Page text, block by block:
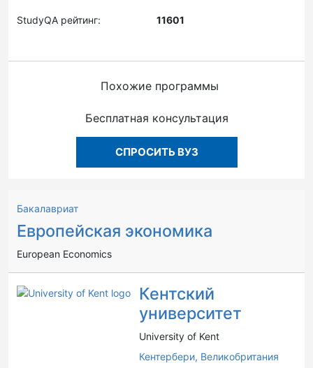
StudyQA рейтинг: 11601
Похожие программы
Бесплатная консультация
СПРОСИТЬ ВУЗ
Бакалавриат
Европейская экономика
European Economics
Кентский
университет
University of Kent
Кентербери, Великобритания